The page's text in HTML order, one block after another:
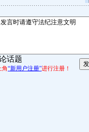
话题
角“新用户注册”进行注册！